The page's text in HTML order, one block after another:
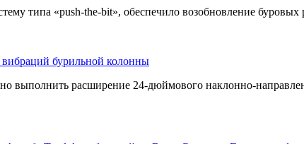
типа «push-the-bit», обеспечило возобновление
бурильной колонны
выполнить расширение 24-дюймового наклонно-